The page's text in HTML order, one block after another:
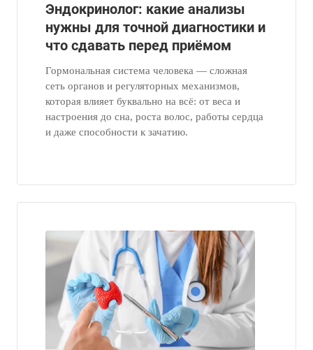
Эндокринолог: какие анализы
нужны для точной диагностики и
что сдавать перед приёмом
Гормональная система человека — сложная
сеть органов и регуляторных механизмов,
которая влияет буквально на всё: от веса и
настроения до сна, роста волос, работы сердца
и даже способности к зачатию.